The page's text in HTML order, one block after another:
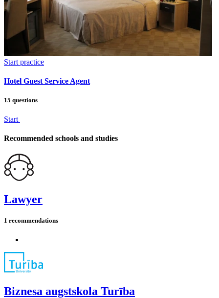
Start practice
Hotel Guest Service Agent
15 questions
Start
Recommended schools and studies
Lawyer
1 recommendations
Biznesa augstskola Turība